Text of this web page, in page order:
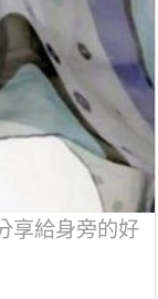
享給身旁的好